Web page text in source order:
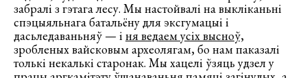
забралі з гэтага лесу. Мы настойвалі на выкліканьні
спэцыяльнага батальёну для эксгумацыі і
дасьледаваньняў — іня ведаем усіх высноў,
зробленых вайсковым археолягам, бо нам паказалі
толькі некалькі старонак. Мы хацелі ўзяць удзел у